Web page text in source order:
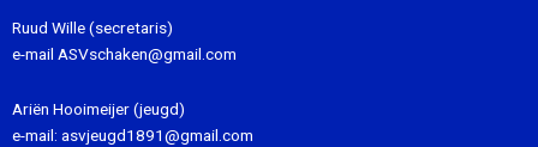
Ruud Wille (secretaris)
e-mail ASVschaken@gmail.com
Ariën Hooimeijer (jeugd)
e-mail: asvjeugd1891@gmail.com